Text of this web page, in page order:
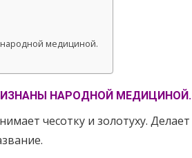
медициной.
НАРОДНОЙ МЕДИЦИНОЙ.
чесотку и золотуху. Делает